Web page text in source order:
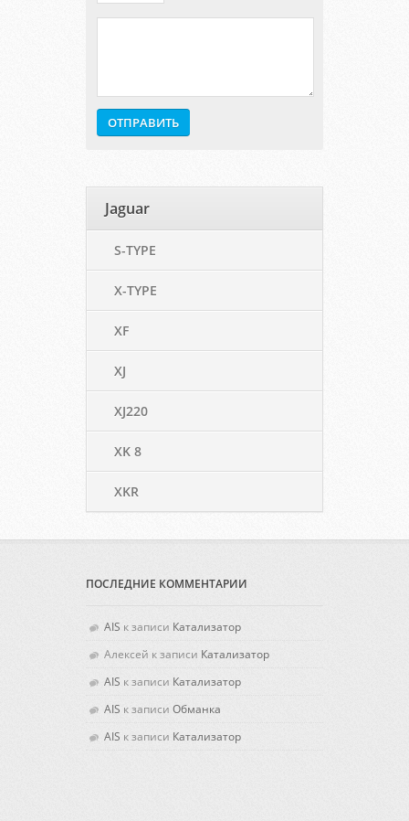
Jaguar
S-TYPE
X-TYPE
XF
XJ
XJ220
XK 8
XKR
ПОСЛЕДНИЕ КОММЕНТАРИИ
AIS к записи Катализатор
Алексей к записи Катализатор
AIS к записи Катализатор
AIS к записи Обманка
AIS к записи Катализатор